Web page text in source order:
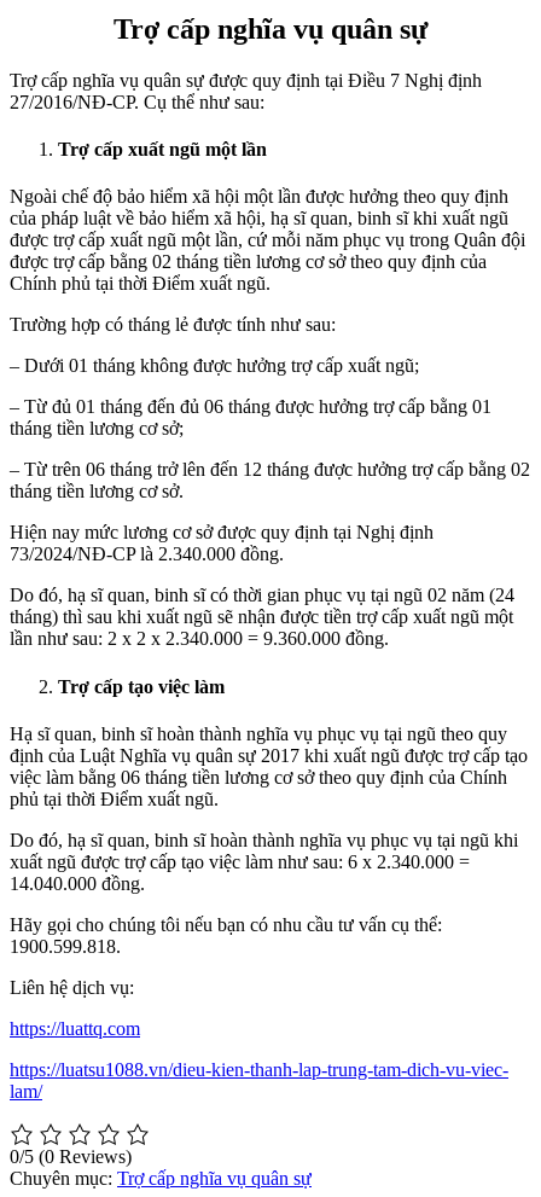
Trợ cấp nghĩa vụ quân sự
Trợ cấp nghĩa vụ quân sự được quy định tại Điều 7 Nghị định
27/2016/NĐ-CP. Cụ thể như sau:
Trợ cấp xuất ngũ một lần
Ngoài chế độ bảo hiểm xã hội một lần được hưởng theo quy định
của pháp luật về bảo hiểm xã hội, hạ sĩ quan, binh sĩ khi xuất ngũ
được trợ cấp xuất ngũ một lần, cứ mỗi năm phục vụ trong Quân đội
được trợ cấp bằng 02 tháng tiền lương cơ sở theo quy định của
Chính phủ tại thời Điểm xuất ngũ.
Trường hợp có tháng lẻ được tính như sau:
– Dưới 01 tháng không được hưởng trợ cấp xuất ngũ;
– Từ đủ 01 tháng đến đủ 06 tháng được hưởng trợ cấp bằng 01
tháng tiền lương cơ sở;
– Từ trên 06 tháng trở lên đến 12 tháng được hưởng trợ cấp bằng 02
tháng tiền lương cơ sở.
Hiện nay mức lương cơ sở được quy định tại Nghị định
73/2024/NĐ-CP là 2.340.000 đồng.
Do đó, hạ sĩ quan, binh sĩ có thời gian phục vụ tại ngũ 02 năm (24
tháng) thì sau khi xuất ngũ sẽ nhận được tiền trợ cấp xuất ngũ một
lần như sau: 2 x 2 x 2.340.000 = 9.360.000 đồng.
Trợ cấp tạo việc làm
Hạ sĩ quan, binh sĩ hoàn thành nghĩa vụ phục vụ tại ngũ theo quy
định của Luật Nghĩa vụ quân sự 2017 khi xuất ngũ được trợ cấp tạo
việc làm bằng 06 tháng tiền lương cơ sở theo quy định của Chính
phủ tại thời Điểm xuất ngũ.
Do đó, hạ sĩ quan, binh sĩ hoàn thành nghĩa vụ phục vụ tại ngũ khi
xuất ngũ được trợ cấp tạo việc làm như sau: 6 x 2.340.000 =
14.040.000 đồng.
Hãy gọi cho chúng tôi nếu bạn có nhu cầu tư vấn cụ thể:
1900.599.818.
Liên hệ dịch vụ:
https://luattq.com
https://luatsu1088.vn/dieu-kien-thanh-lap-trung-tam-dich-vu-viec-
lam/
0/5 (0 Reviews)
Chuyên mục: Trợ cấp nghĩa vụ quân sự